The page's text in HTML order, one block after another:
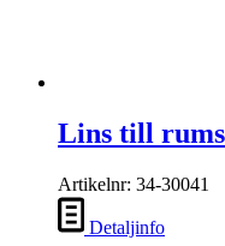
Lins till
Artikelnr: 34-30041
Detaljinfo